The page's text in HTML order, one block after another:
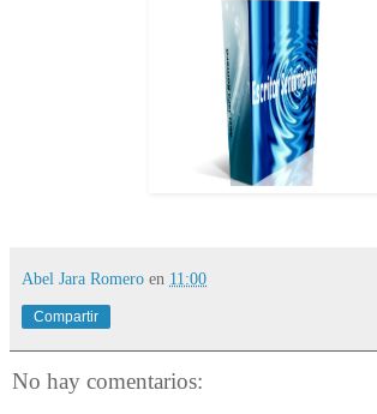
Abel Jara Romero en 11:00
Compartir
No hay comentarios: